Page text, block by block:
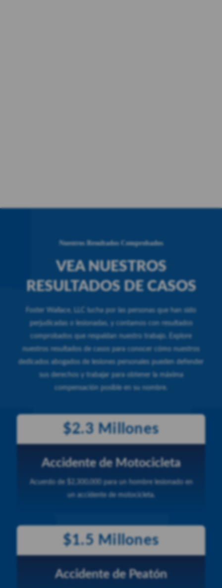
Nuestros Resultados Comprobados
VEA NUESTROS
RESULTADOS DE CASOS
Foster Wallace, LLC lucha por las personas que han sido
perjudicadas o lesionadas, y contamos con resultados
comprobados que respaldan nuestro trabajo. Explore
nuestros resultados de casos para conocer cómo nuestros
dedicados abogados de lesiones personales pueden defender
sus derechos y trabajar para obtener la máxima
compensación posible en su nombre.
$2.3 Millones
Accidente de Motocicleta
Acuerdo de $2,300,000 para un hombre lesionado en
un accidente de motocicleta.
$1.5 Millones
Accidente de Peatón